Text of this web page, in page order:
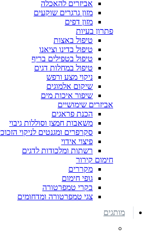
אביזרים להאכלה
מזון גרגרים שוקעים
מזון דפים
פתרון בעיות
טיפול באצות
טיפול בדינו וציאנו
טיפול בטפילים בריף
טיפול במחלות דגים
ניקוי מצע ורפש
שיקום אלמוגים
שיפור איכות מים
אביזרים שימושיים
הכנת פראגים
משאבות חמצן וסוללות גיבוי
סקרפרים ומגנטים לניקוי
פיצוי אידוי
רשתות ומלכודות לדגים
חימום קירור
מקררים
גופי חימום
בקרי טמפרטורה
צגי טמפרטורה ומדחומים
מותגים